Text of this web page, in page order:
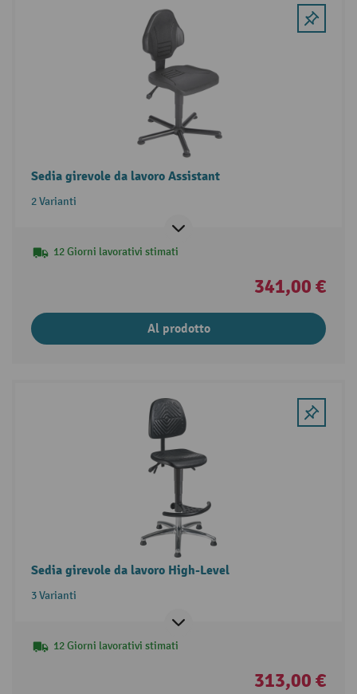
Sedia girevole da lavoro Assistant
2 Varianti
12 Giorni lavorativi stimati
341,00 €
Al prodotto
Sedia girevole da lavoro High-Level
3 Varianti
12 Giorni lavorativi stimati
313,00 €